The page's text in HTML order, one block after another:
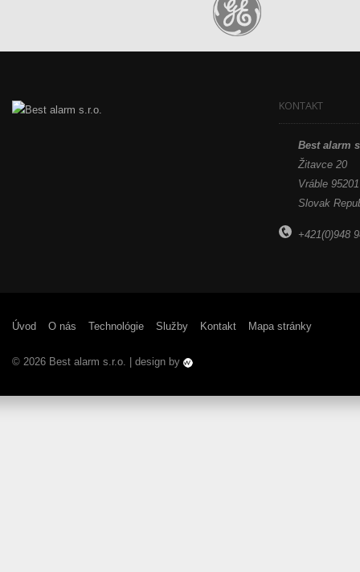
KONTAKT
Best alarm
Žitavce 20
Vráble 95201
Slovak
+421(0)948
Úvod O nás Technológie Služby Kontakt Mapa stránky
© 2026 Best alarm s.r.o. | design by